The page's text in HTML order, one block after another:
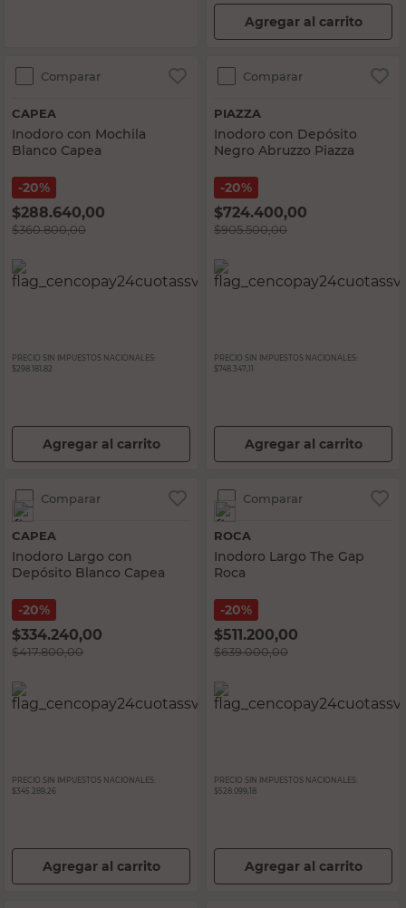
Agregar al carrito
Comparar
CAPEA
Inodoro con Mochila
Blanco Capea
20%
$288.640,00
$360.800,00
PRECIO SIN IMPUESTOS NACIONALES:
$298.181,82
Agregar al carrito
Comparar
PIAZZA
Inodoro con Depósito
Negro Abruzzo Piazza
20%
$724.400,00
$905.500,00
PRECIO SIN IMPUESTOS NACIONALES:
$748.347,11
Agregar al carrito
Comparar
CAPEA
Inodoro Largo con
Depósito Blanco Capea
20%
$334.240,00
$417.800,00
PRECIO SIN IMPUESTOS NACIONALES:
$345.289,26
Agregar al carrito
Comparar
ROCA
Inodoro Largo The Gap
Roca
20%
$511.200,00
$639.000,00
PRECIO SIN IMPUESTOS NACIONALES:
$528.099,18
Agregar al carrito